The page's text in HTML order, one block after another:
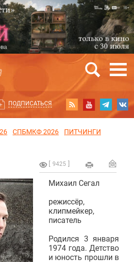
ПОДПИСАТЬСЯ
СПБМКФ 2026
ПИТЧИНГИ
9425
Михаил Сегал
режиссёр,
клипмейкер,
писатель
Родился 3 января
1974 года. Детство
и юность прошли в